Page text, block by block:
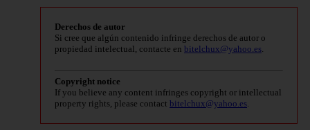
Derechos de autor
Si cree que algún contenido infringe derechos de autor o
propiedad intelectual, contacte en bitelchux@yahoo.es
Copyright notice
If you believe any content infringes copyright or intellectual
property rights, please contact bitelchux@yahoo.es